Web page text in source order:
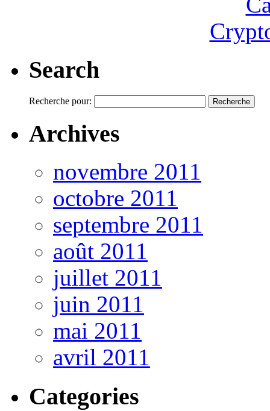
Search
Recherche pour:
Archives
novembre 2011
octobre 2011
septembre 2011
août 2011
juillet 2011
juin 2011
mai 2011
avril 2011
Categories